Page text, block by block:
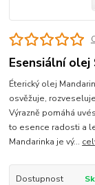
Esensiální olej
Éterický olej
osvěžuje,
Výrazně pomáhá
to esence radosti a
Mandarinka je vý...
Dostupnost